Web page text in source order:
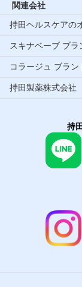
関連会社
持田ヘルスケアの
スキナベーブ ブラ
コラージュ ブラン
持田製薬株式会社
持